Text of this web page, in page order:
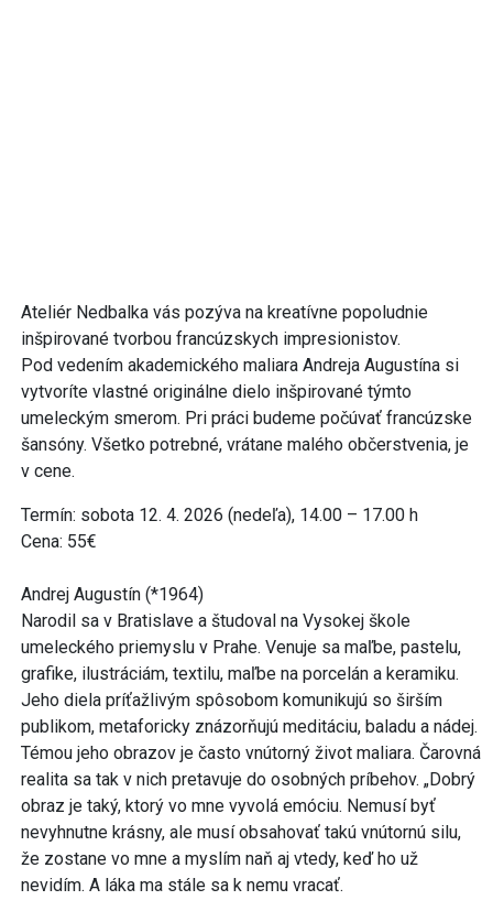
Ateliér Nedbalka vás pozýva na kreatívne popoludnie
inšpirované tvorbou francúzskych impresionistov.
Pod vedením akademického maliara Andreja Augustína si
vytvoríte vlastné originálne dielo inšpirované týmto
umeleckým smerom. Pri práci budeme počúvať francúzske
šansóny. Všetko potrebné, vrátane malého občerstvenia, je
v cene.
Termín: sobota 12. 4. 2026 (nedeľa), 14.00 – 17.00 h
Cena: 55€
Andrej Augustín (*1964)
Narodil sa v Bratislave a študoval na Vysokej škole
umeleckého priemyslu v Prahe. Venuje sa maľbe, pastelu,
grafike, ilustráciám, textilu, maľbe na porcelán a keramiku.
Jeho diela príťažlivým spôsobom komunikujú so širším
publikom, metaforicky znázorňujú meditáciu, baladu a nádej.
Témou jeho obrazov je často vnútorný život maliara. Čarovná
realita sa tak v nich pretavuje do osobných príbehov. „Dobrý
obraz je taký, ktorý vo mne vyvolá emóciu. Nemusí byť
nevyhnutne krásny, ale musí obsahovať takú vnútornú silu,
že zostane vo mne a myslím naň aj vtedy, keď ho už
nevidím. A láka ma stále sa k nemu vracať.